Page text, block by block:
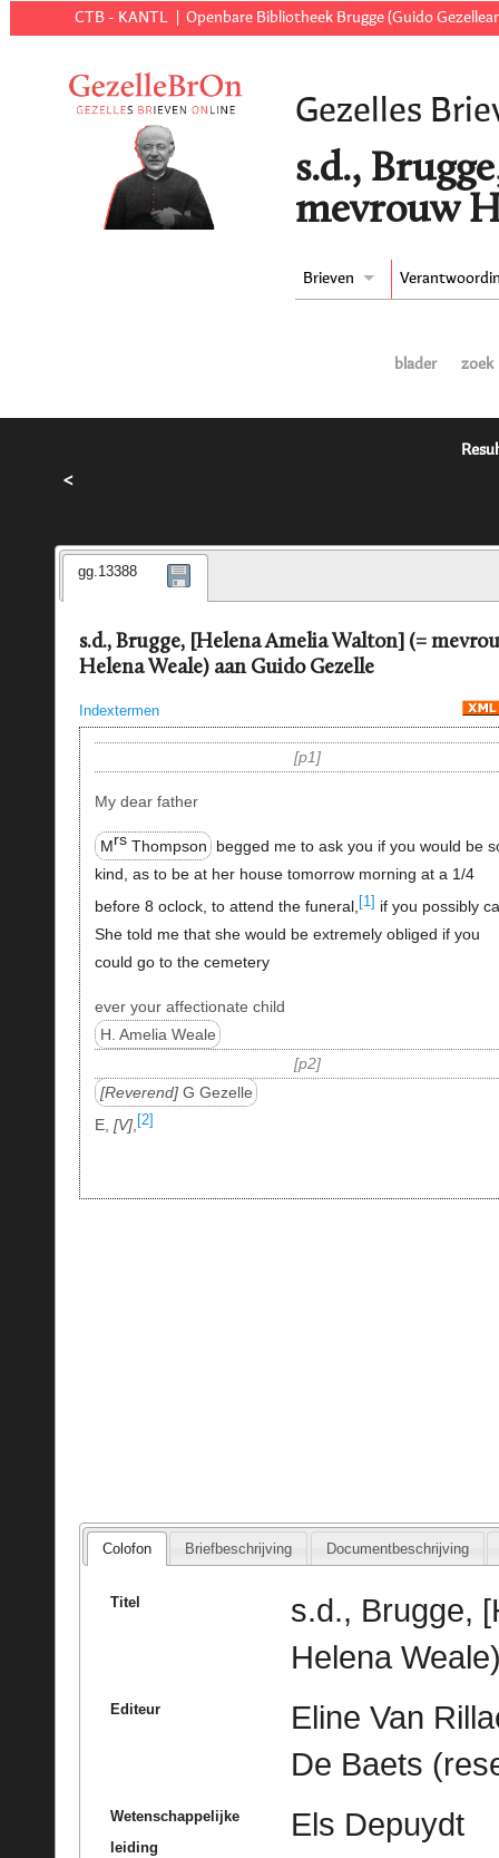
CTB - KANTL Openbare Bibliotheek Brugge (Guido
Gezelles
s.d.,
mevrouw
Brieven
blader zoek
<
gg.13388
s.d., Brugge, [Helena Amelia Walton] (=
Helena Weale) aan Guido Gezelle
Indextermen
p1
My dear father
MrsThompson
begged me to ask you if you would be
kind, as to be at her house tomorrow morning at a 1/4
before 8 oclock, to attend the funeral, [1]
if you possibly
She told me that she would be extremely obliged if you
could go to the cemetery
ever your affectionate child
H. Amelia Weale
p2
Reverend G Gezelle
E,
V , [2]
Colofon Briefbeschrijving Documentbeschrijving
Titel
s.d., Brugge,
Helena
Editeur
Eline Van
De Baets
Wetenschappelijke
leiding
Els Depuydt